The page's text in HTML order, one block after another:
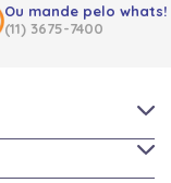
Ou mande pelo whats!
(11) 3675-7400